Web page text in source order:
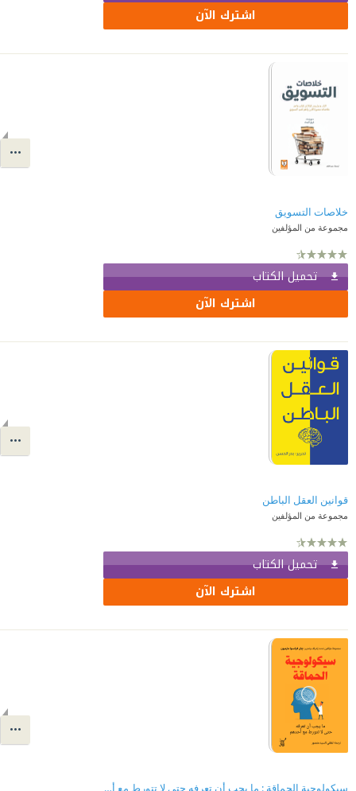
اشترك الآن
خلاصات التسويق
مجموعة من المؤلفين
تحميل الكتاب
اشترك الآن
قوانين العقل الباطن
مجموعة من المؤلفين
تحميل الكتاب
اشترك الآن